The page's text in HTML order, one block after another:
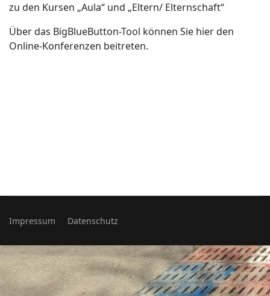
zu den Kursen „Aula“ und „Eltern/ Elternschaft“
Über das BigBlueButton-Tool können Sie hier den
Online-Konferenzen beitreten.
Impressum Datenschutz